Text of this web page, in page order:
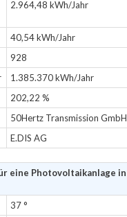
2.964,48 kWh/Jahr
40,54 kWh/Jahr
928
1.385.370 kWh/Jahr
202,22 %
50Hertz Transmission GmbH
E.DIS AG
eine Photovoltaikanlage in
37 °